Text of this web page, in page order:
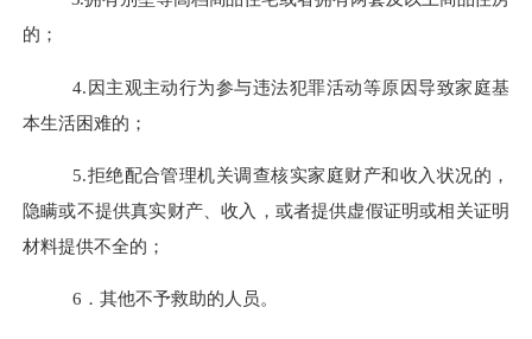
的；
4.因主观主动行为参与违法犯罪活动等原因导致家庭基
本生活困难的；
5.拒绝配合管理机关调查核实家庭财产和收入状况的，
隐瞒或不提供真实财产、收入，或者提供虚假证明或相关证明
材料提供不全的；
6 ．其他不予救助的人员。